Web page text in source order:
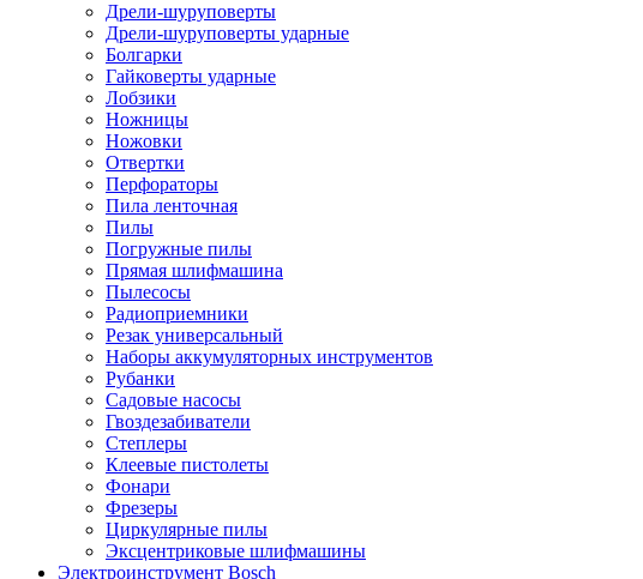
Дрели-шуруповерты
Дрели-шуруповерты ударные
Болгарки
Гайковерты ударные
Лобзики
Ножницы
Ножовки
Отвертки
Перфораторы
Пила ленточная
Пилы
Погружные пилы
Прямая шлифмашина
Пылесосы
Радиоприемники
Резак универсальный
Наборы аккумуляторных инструментов
Рубанки
Садовые насосы
Гвоздезабиватели
Степлеры
Клеевые пистолеты
Фонари
Фрезеры
Циркулярные пилы
Эксцентриковые шлифмашины
Электроинструмент Bosch